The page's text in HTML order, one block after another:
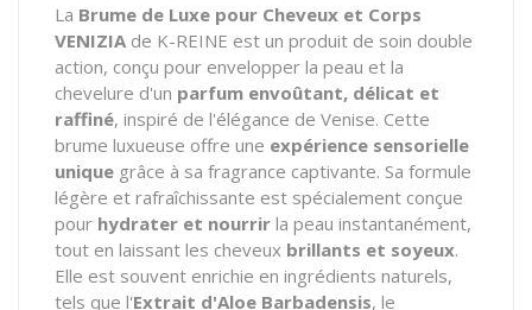
La Brume de Luxe pour Cheveux et Corps
VENIZIA de K-REINE est un produit de soin double
action, conçu pour envelopper la peau et la
chevelure d'un parfum envoûtant, délicat et
raffiné, inspiré de l'élégance de Venise. Cette
brume luxueuse offre une expérience sensorielle
unique grâce à sa fragrance captivante. Sa formule
légère et rafraîchissante est spécialement conçue
pour hydrater et nourrir la peau instantanément,
tout en laissant les cheveux brillants et soyeux.
Elle est souvent enrichie en ingrédients naturels,
tels que l'Extrait d'Aloe Barbadensis, le